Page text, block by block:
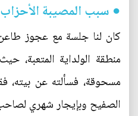
● سبب المصيبة الأحزاب
كان لنا جلسة مع عجوز
منطقة الولداية المتعبة،
مسحوقة، فسألته عن بيته،
الصفيح وبإيجار شهري